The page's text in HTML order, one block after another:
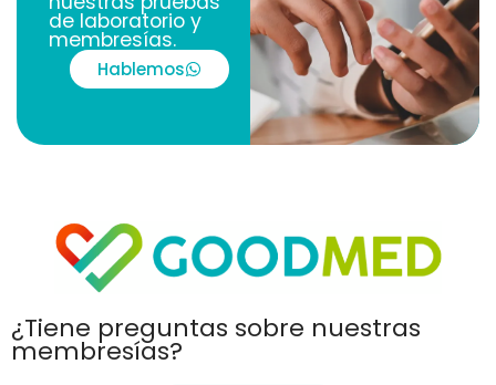
de laboratorio y
membresías.
Hablemos
¿Tiene preguntas sobre nuestras
membresías?